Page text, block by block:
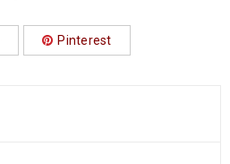
Pinterest